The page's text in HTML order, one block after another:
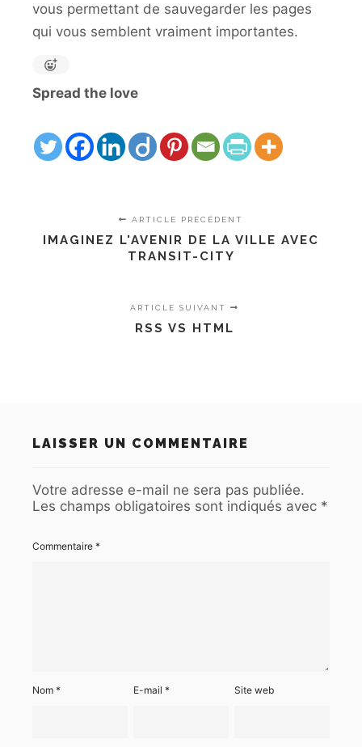
vous permettant de sauvegarder les pages
qui vous semblent vraiment importantes.
Spread the love
ARTICLE PRÉCÉDENT
IMAGINEZ L'AVENIR DE LA VILLE AVEC
TRANSIT-CITY
ARTICLE SUIVANT
RSS VS HTML
LAISSER UN COMMENTAIRE
Votre adresse e-mail ne sera pas publiée.
Les champs obligatoires sont indiqués avec *
Commentaire *
Nom * E-mail* Site web